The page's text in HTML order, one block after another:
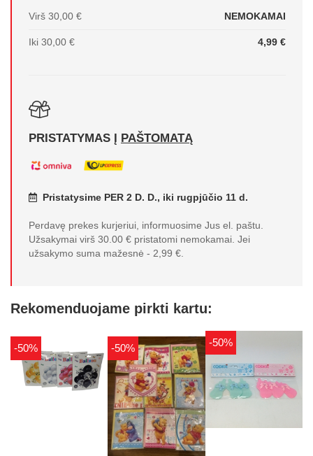
Virš 30,00 € NEMOKAMAI
Iki 30,00 € 4,99 €
PRISTATYMAS Į PAŠTOMATĄ
Pristatysime PER 2 D. D., iki rugpjūčio 11 d.
Perdavę prekes kurjeriui, informuosime Jus el. paštu.
Užsakymai virš 30.00 € pristatomi nemokamai. Jei
užsakymo suma mažesnė - 2,99 €.
Rekomenduojame pirkti kartu:
-50% -50% -50%